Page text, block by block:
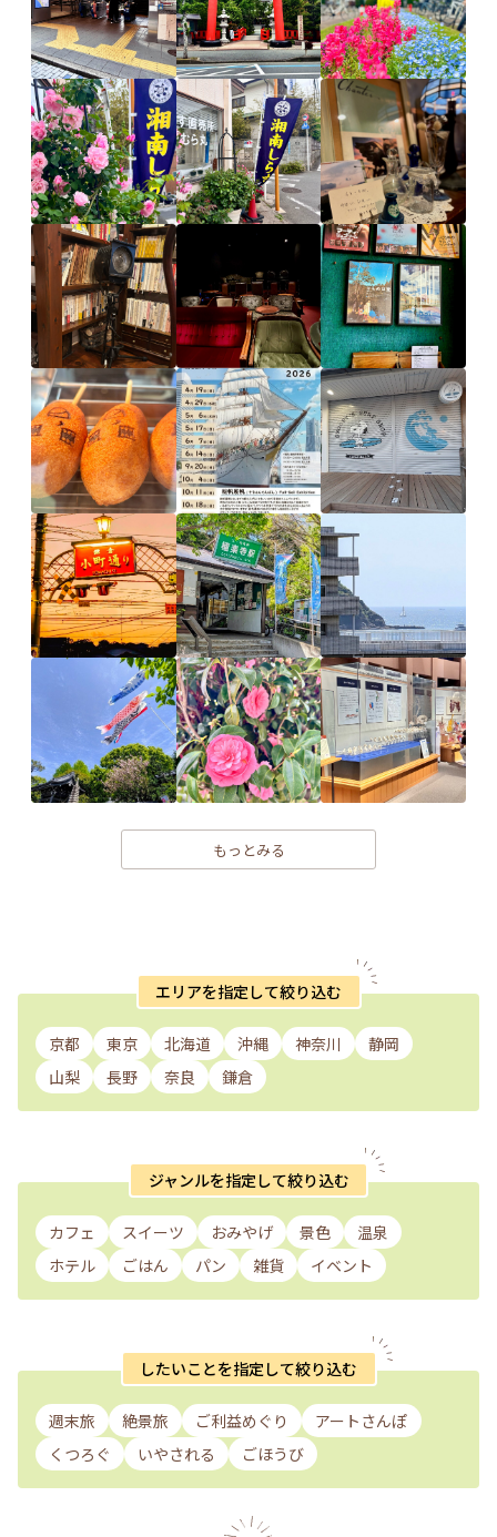
もっとみる
エリアを指定して絞り込む
京都 東京 北海道 沖縄 神奈川
静岡
山梨
長野 奈良 鎌倉
ジャンルを指定して絞り込む
カフェ スイーツ おみやげ 景色
温泉
ホテル
ごはん パン 雑貨 イベント
したいことを指定して絞り込む
週末旅 絶景旅 ご利益めぐり
アートさんぽ
くつろぐ
いやされる ごほうび